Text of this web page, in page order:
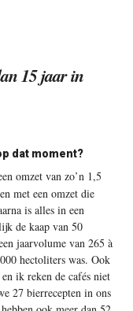
15 jaar in
dat moment?
omzet van zo’n 1,5
met een omzet die
is alles in een
de kaap van 50
jaarvolume van 265 à
hectoliters was. Ook
ik reken de cafés niet
27 bierrecepten in ons